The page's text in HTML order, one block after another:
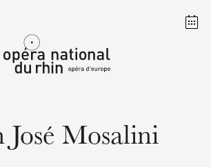
Strasbourg
José Mosalini